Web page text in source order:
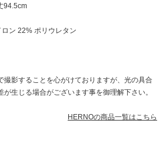
94.5cm
ン 22% ポリウレタン
影することを心がけておりますが、光の具合
生じる場合がございます事を御理解下さい。
HERNOの商品一覧はこちら